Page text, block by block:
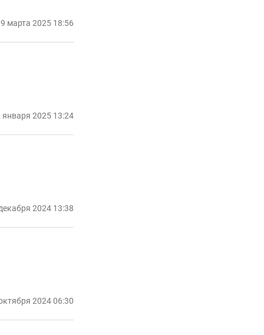
9 марта 2025 18:56
января 2025 13:24
2024 13:38
2024 06:30